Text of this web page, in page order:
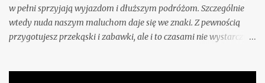
w pełni sprzyjają wyjazdom i dłuższym podróżom. Szczególnie
wtedy nuda naszym maluchom daje się we znaki. Z pewnością
przygotujesz przekąski i zabawki, ale i to czasami nie wystarczy.